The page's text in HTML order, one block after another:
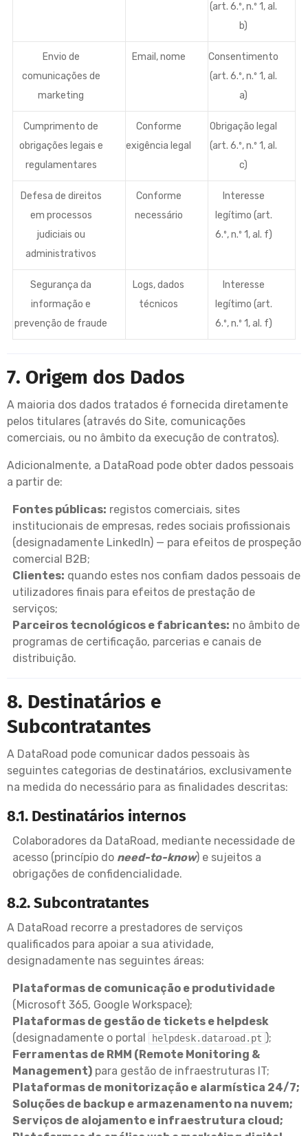
(art. 6.º, n.º 1, al.
b)
Envio de
comunicações de
marketing
Email, nome
Consentimento
(art. 6.º, n.º 1, al.
a)
Cumprimento de
obrigações legais e
regulamentares
Conforme
exigência legal
Obrigação legal
(art. 6.º, n.º 1, al.
c)
Defesa de direitos
em processos
judiciais ou
administrativos
Conforme
necessário
Interesse
legítimo (art.
6.º, n.º 1, al. f)
Segurança da
informação e
prevenção de fraude
Logs, dados
técnicos
Interesse
legítimo (art.
6.º, n.º 1, al. f)
7. Origem dos Dados
A maioria dos dados tratados é fornecida diretamente
pelos titulares (através do Site, comunicações
comerciais, ou no âmbito da execução de contratos).
Adicionalmente, a DataRoad pode obter dados pessoais
a partir de:
Fontes públicas: registos comerciais, sites
institucionais de empresas, redes sociais profissionais
(designadamente LinkedIn) — para efeitos de prospeção
comercial B2B;
Clientes: quando estes nos confiam dados pessoais de
utilizadores finais para efeitos de prestação de
serviços;
Parceiros tecnológicos e fabricantes: no âmbito de
programas de certificação, parcerias e canais de
distribuição.
8. Destinatários e
Subcontratantes
A DataRoad pode comunicar dados pessoais às
seguintes categorias de destinatários, exclusivamente
na medida do necessário para as finalidades descritas:
8.1. Destinatários internos
Colaboradores da DataRoad, mediante necessidade de
acesso (princípio do need-to-know) e sujeitos a
obrigações de confidencialidade.
8.2. Subcontratantes
A DataRoad recorre a prestadores de serviços
qualificados para apoiar a sua atividade,
designadamente nas seguintes áreas:
Plataformas de comunicação e produtividade
(Microsoft 365, Google Workspace);
Plataformas de gestão de tickets e helpdesk
(designadamente o portal
helpdesk.dataroad.pt );
Ferramentas de RMM (Remote Monitoring &
Management) para gestão de infraestruturas IT;
Plataformas de monitorização e alarmística 24/7;
Soluções de backup e armazenamento na nuvem;
Serviços de alojamento e infraestrutura cloud;